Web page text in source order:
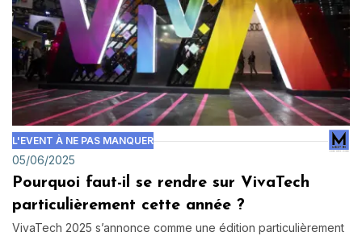
L'EVENT À NE PAS MANQUER
05/06/2025
Pourquoi faut-il se rendre sur VivaTech
particulièrement cette année ?
VivaTech 2025 s’annonce comme une édition particulièrement